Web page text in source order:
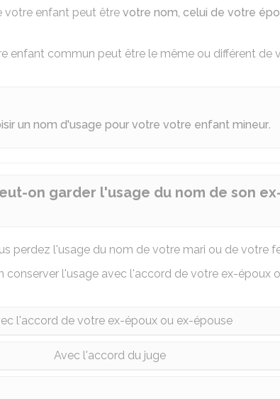
votre enfant peut être votre nom, celui de votre
enfant commun peut être le même ou différent de
un nom d'usage pour votre votre enfant mineur.
on garder l'usage du nom de son
perdez l'usage du nom de votre mari ou de votre
conserver l'usage avec l'accord de votre ex-époux
l'accord de votre ex-époux ou ex-épouse
Avec l'accord du juge